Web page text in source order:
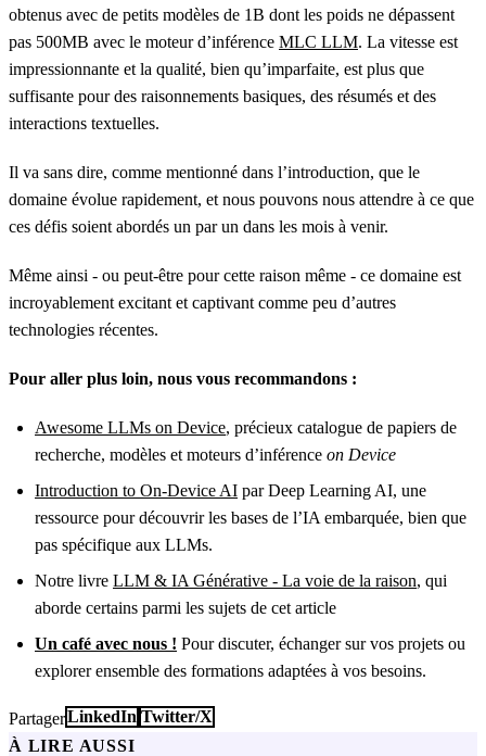
obtenus avec de petits modèles de 1B dont les poids ne dépassent
pas 500MB avec le moteur d’inférence MLC LLM. La vitesse est
impressionnante et la qualité, bien qu’imparfaite, est plus que
suffisante pour des raisonnements basiques, des résumés et des
interactions textuelles.
Il va sans dire, comme mentionné dans l’introduction, que le
domaine évolue rapidement, et nous pouvons nous attendre à ce que
ces défis soient abordés un par un dans les mois à venir.
Même ainsi - ou peut-être pour cette raison même - ce domaine est
incroyablement excitant et captivant comme peu d’autres
technologies récentes.
Pour aller plus loin, nous vous recommandons :
Awesome LLMs on Device, précieux catalogue de papiers de
recherche, modèles et moteurs d’inférence on Device
Introduction to On-Device AI par Deep Learning AI, une
ressource pour découvrir les bases de l’IA embarquée, bien que
pas spécifique aux LLMs.
Notre livre LLM & IA Générative - La voie de la raison, qui
aborde certains parmi les sujets de cet article
Un café avec nous ! Pour discuter, échanger sur vos projets ou
explorer ensemble des formations adaptées à vos besoins.
PartagerLinkedIn Twitter/X
À LIRE AUSSI